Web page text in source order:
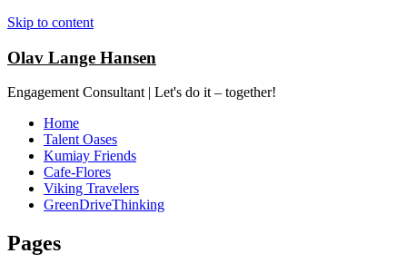
Skip to content
Olav Lange Hansen
Engagement Consultant | Let's do it – together!
Home
Talent Oases
Kumiay Friends
Cafe-Flores
Viking Travelers
GreenDriveThinking
Pages